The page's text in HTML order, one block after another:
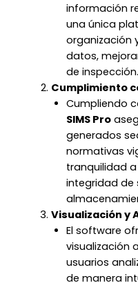
información
una única
organización
datos,
de inspección.
Cumplimiento
Cumpliendo
SIMS Pro
generados
normativas
tranquilidad
integridad de
Visualización y
El software
visualización
usuarios
de manera